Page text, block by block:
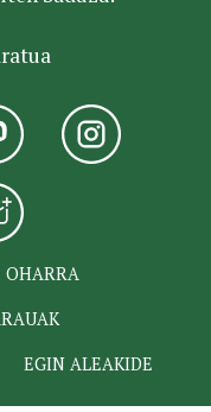
OHARRA
EGIN ALEAKIDE